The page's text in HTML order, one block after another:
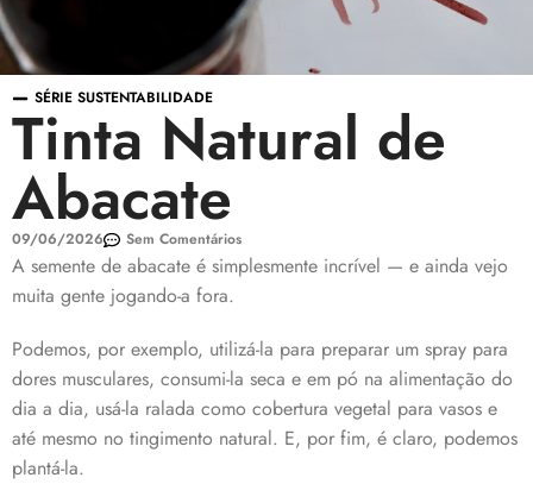
SÉRIE SUSTENTABILIDADE
Tinta Natural de
Abacate
09/06/2026 Sem Comentários
A semente de abacate é simplesmente incrível — e ainda vejo
muita gente jogando-a fora.
Podemos, por exemplo, utilizá-la para preparar um spray para
dores musculares, consumi-la seca e em pó na alimentação do
dia a dia, usá-la ralada como cobertura vegetal para vasos e
até mesmo no tingimento natural. E, por fim, é claro, podemos
plantá-la.